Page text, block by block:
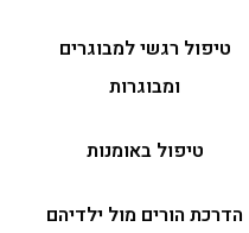
טיפול רגשי למבוגרים
ומבוגרות
טיפול באומנות
הדרכת הורים מול ילדיהם